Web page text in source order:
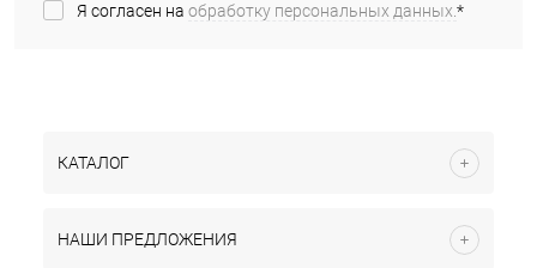
Я согласен на обработку персональных данных.*
КАТАЛОГ
НАШИ ПРЕДЛОЖЕНИЯ